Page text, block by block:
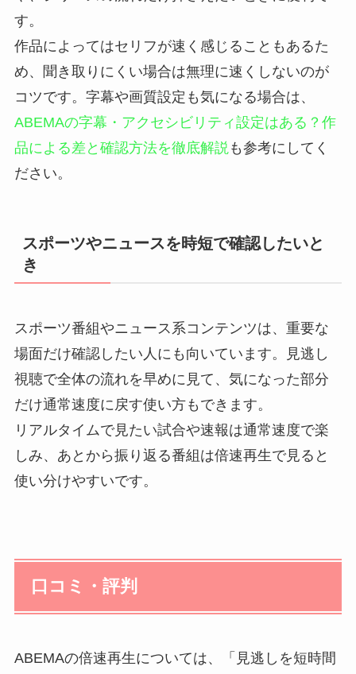
す。
作品によってはセリフが速く感じることもあるた
め、聞き取りにくい場合は無理に速くしないのが
コツです。字幕や画質設定も気になる場合は、
ABEMAの字幕・アクセシビリティ設定はある？作
品による差と確認方法を徹底解説も参考にしてく
ださい。
スポーツやニュースを時短で確認したいと
き
スポーツ番組やニュース系コンテンツは、重要な
場面だけ確認したい人にも向いています。見逃し
視聴で全体の流れを早めに見て、気になった部分
だけ通常速度に戻す使い方もできます。
リアルタイムで見たい試合や速報は通常速度で楽
しみ、あとから振り返る番組は倍速再生で見ると
使い分けやすいです。
口コミ・評判
ABEMAの倍速再生については、「見逃しを短時間